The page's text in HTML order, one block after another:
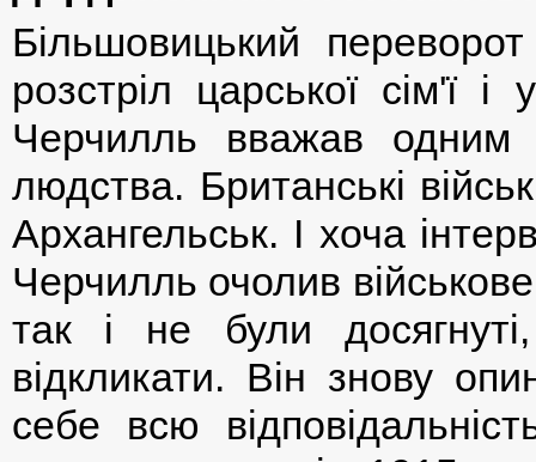
Більшовицький
розстріл царської сім'ї і
Черчилль вважав одним
людства. Британські
Архангельськ. І хоча
Черчилль очолив
так і не були
відкликати. Він знову
себе всю